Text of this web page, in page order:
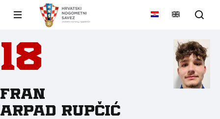
18
Fran
Arpad Rupčić